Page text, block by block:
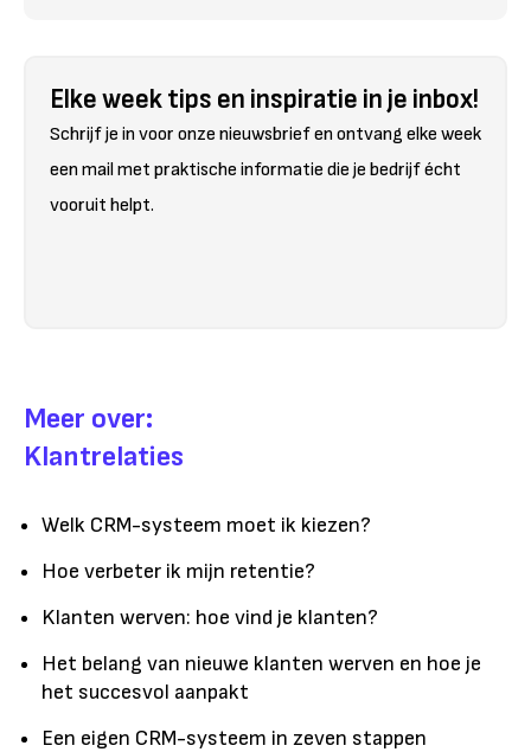
Elke week tips en inspiratie in je inbox!
Schrijf je in voor onze nieuwsbrief en ontvang elke week
een mail met praktische informatie die je bedrijf écht
vooruit helpt.
Meer over:
Klantrelaties
Welk CRM-systeem moet ik kiezen?
Hoe verbeter ik mijn retentie?
Klanten werven: hoe vind je klanten?
Het belang van nieuwe klanten werven en hoe je
het succesvol aanpakt
Een eigen CRM-systeem in zeven stappen